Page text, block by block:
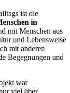
ist die
in
mit Menschen aus
und Lebensweise
mit anderen
Begegnungen und
war
viel über